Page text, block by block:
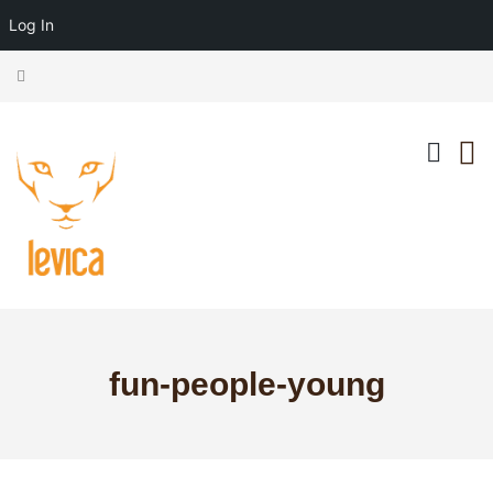
fun-people-young
Log In